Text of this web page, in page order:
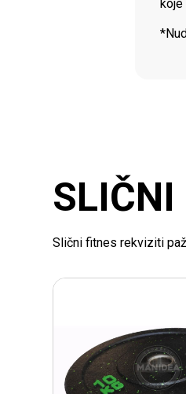
koje
SLIČNI
Slični fitnes rekviziti